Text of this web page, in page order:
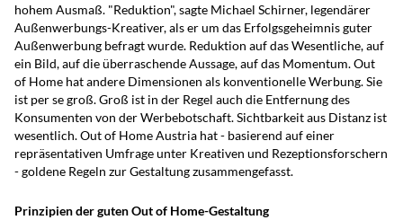
hohem Ausmaß. "Reduktion", sagte Michael Schirner, legendärer
Außenwerbungs-Kreativer, als er um das Erfolgsgeheimnis guter
Außenwerbung befragt wurde. Reduktion auf das Wesentliche, auf
ein Bild, auf die überraschende Aussage, auf das Momentum. Out
of Home hat andere Dimensionen als konventionelle Werbung. Sie
ist per se groß. Groß ist in der Regel auch die Entfernung des
Konsumenten von der Werbebotschaft. Sichtbarkeit aus Distanz ist
wesentlich. Out of Home Austria hat - basierend auf einer
repräsentativen Umfrage unter Kreativen und Rezeptionsforschern
- goldene Regeln zur Gestaltung zusammengefasst.
Prinzipien der guten Out of Home-Gestaltung